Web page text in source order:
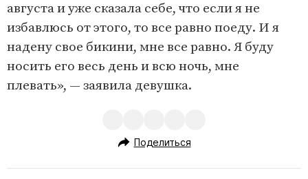
августа и уже сказала себе, что если я не
избавлюсь от этого, то все равно поеду. И я
надену свое бикини, мне все равно. Я буду
носить его весь день и всю ночь, мне
плевать», — заявила девушка.
Поделиться